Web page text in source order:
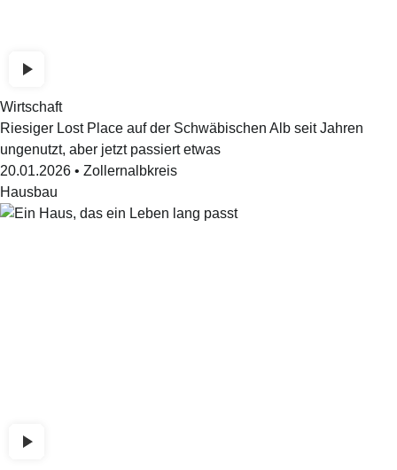
Wirtschaft
Riesiger Lost Place auf der Schwäbischen Alb seit Jahren
ungenutzt, aber jetzt passiert etwas
20.01.2026 • Zollernalbkreis
Hausbau